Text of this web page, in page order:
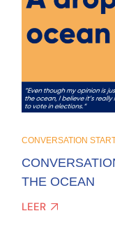
CONVERSATION
THE OCEAN
LEER